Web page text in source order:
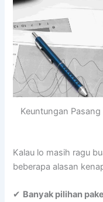
Keuntungan Pasang
Kalau lo masih ragu
beberapa alasan
✔ Banyak pilihan